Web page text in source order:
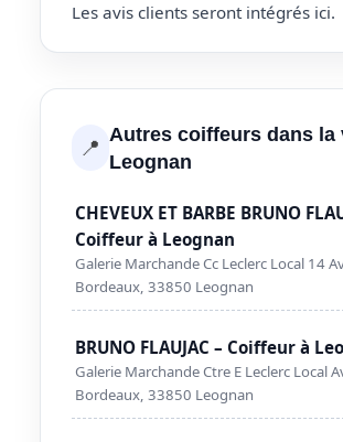
Les avis clients seront intégrés ici.
📍 Autres coiffeurs dans la
Leognan
CHEVEUX ET BARBE BRUNO
Coiffeur à Leognan
Galerie Marchande Cc Leclerc Local 14
Bordeaux, 33850 Leognan
BRUNO FLAUJAC – Coiffeur à
Galerie Marchande Ctre E Leclerc Local
Bordeaux, 33850 Leognan